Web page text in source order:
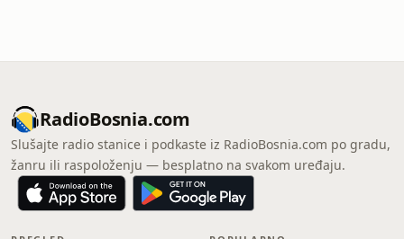
RadioBosnia.com
Slušajte radio stanice i podkaste iz RadioBosnia.com po gradu,
žanru ili raspoloženju — besplatno na svakom uređaju.